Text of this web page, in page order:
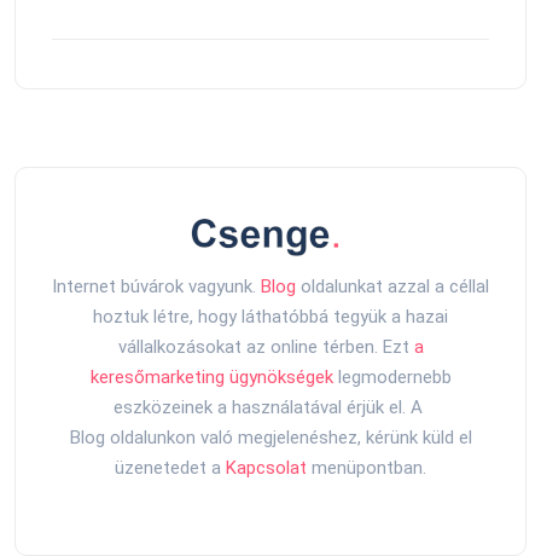
Internet búvárok vagyunk. Blog oldalunkat azzal a céllal
hoztuk létre, hogy láthatóbbá tegyük a hazai
vállalkozásokat az online térben. Ezt a
keresőmarketing ügynökségeklegmodernebb
eszközeinek a használatával érjük el. A
Blog oldalunkon való megjelenéshez, kérünk küld el
üzenetedet a Kapcsolat menüpontban.